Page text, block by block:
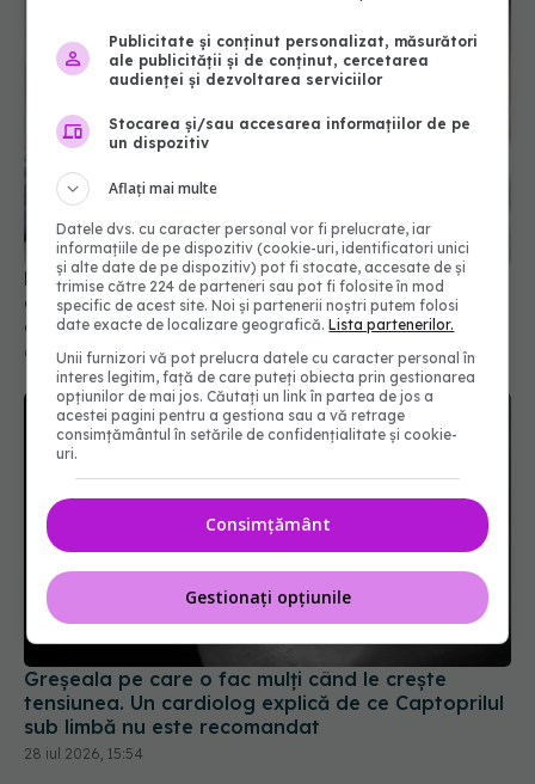
Medic cardiolog: Când pot ascunde palpitațiile o
aritmie periculoasă. Semnele care impun un
consult urgent
03 iul 2026, 17:37
Greșeala pe care o fac mulți când le crește
tensiunea. Un cardiolog explică de ce Captoprilul
sub limbă nu este recomandat
28 iul 2026, 15:54
Publicitate și conținut personalizat, măsurători
ale publicității și de conținut, cercetarea
audienței și dezvoltarea serviciilor
Stocarea și/sau accesarea informațiilor de pe
un dispozitiv
Aflați mai multe
Datele dvs. cu caracter personal vor fi prelucrate, iar
informațiile de pe dispozitiv (cookie-uri, identificatori unici
și alte date de pe dispozitiv) pot fi stocate, accesate de și
trimise către 224 de parteneri sau pot fi folosite în mod
specific de acest site. Noi și partenerii noștri putem folosi
date exacte de localizare geografică.Lista partenerilor.
Unii furnizori vă pot prelucra datele cu caracter personal în
interes legitim, față de care puteți obiecta prin gestionarea
opțiunilor de mai jos. Căutați un link în partea de jos a
acestei pagini pentru a gestiona sau a vă retrage
consimțământul în setările de confidențialitate și cookie-
uri.
Consimțământ
Gestionați opțiunile